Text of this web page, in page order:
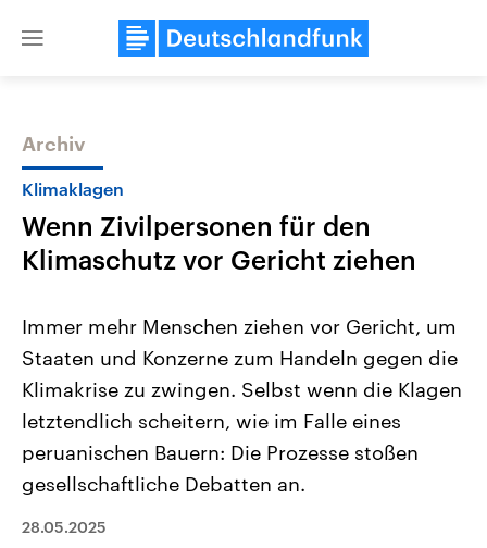
Close
Themen
Landtagswahl Sachsen-Anhalt
2026
Alle Informationen
Sachsen-Anhalt wählt am 6.
September 2026 einen neuen
Landtag. Seit 2021 wird das
Bundesland von einer Koalition aus
CDU, SPD und FDP regiert.-
Umfragen, Prognosen,
Wahlprogramme, aktuelle Berichte
Aktuelle Beiträge,
Hintergründe
Wirtschaftlich und
gehören die Vereinigten
den mächtigsten Ländern
mit großem Einfluss auf
Archiv
Klimaklagen
Wenn Zivilpersonen für den
Klimaschutz vor Gericht ziehen
Immer mehr Menschen ziehen vor Gericht, um
Staaten und Konzerne zum Handeln gegen die
Klimakrise zu zwingen. Selbst wenn die Klagen
letztendlich scheitern, wie im Falle eines
peruanischen Bauern: Die Prozesse stoßen
gesellschaftliche Debatten an.
28.05.2025